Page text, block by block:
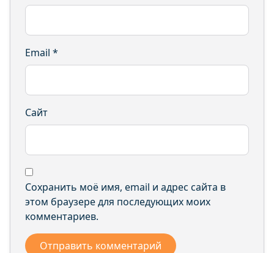
Email *
Сайт
Сохранить моё имя, email и адрес сайта в
этом браузере для последующих моих
комментариев.